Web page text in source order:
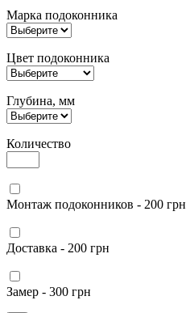
Марка подоконника
Цвет подоконника
Глубина, мм
Количество
Монтаж подоконников - 200 грн
Доставка - 200 грн
Замер - 300 грн